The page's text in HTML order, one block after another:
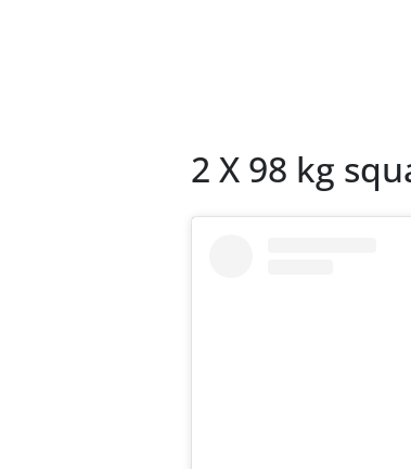
2 X 98 kg